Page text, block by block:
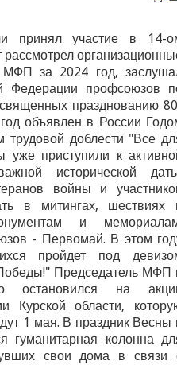
принял участие в 14-
МФП за 2024 год,
Федерации профсоюзов
празднованию
объявлен в России
трудовой доблести "Все
приступили к
исторической
войны и
в митингах, шествиях
и
- Первомай. В этом
пройдет под
Председатель МФП
остановился на
Курской области,
1 мая. В праздник Весны
гуманитарная колонна
свои дома в связи